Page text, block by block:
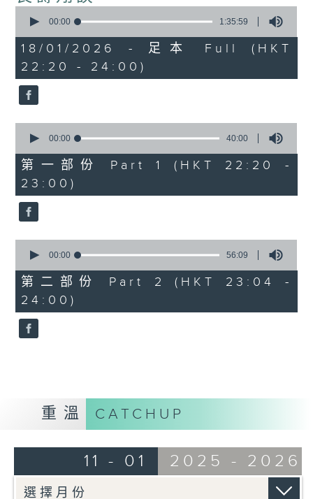
seconds
1
hour,
35
minutes,
59
seconds
00:00 1:35:59
18/01/2026 - 足本 Full (HKT
22:20 - 24:00)
seconds
40
minutes,
0
seconds
00:00 40:00
第一部份 Part 1 (HKT 22:20 -
23:00)
seconds
56
minutes,
9
seconds
00:00 56:09
第二部份 Part 2 (HKT 23:04 -
24:00)
重溫 CATCHUP
11 - 01 2025 - 2026